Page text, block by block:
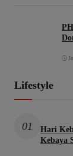
Lifestyle
01
Hari
Kebaya